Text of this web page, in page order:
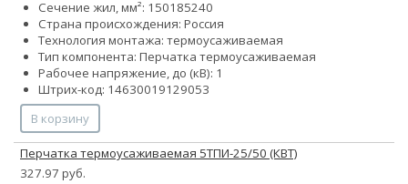
Сечение жил, мм²: 150185240
Страна происхождения: Россия
Технология монтажа: термоусаживаемая
Тип компонента: Перчатка термоусаживаемая
Рабочее напряжение, до (кВ): 1
Штрих-код: 14630019129053
В корзину
Перчатка термоусаживаемая 5ТПИ-25/50 (КВТ)
327.97 руб.